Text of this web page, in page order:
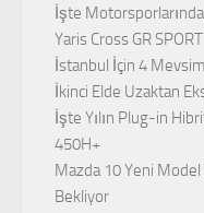
İşte
Yaris Cross GR SPORT
İstanbul İçin 4
İkinci Elde Uzaktan
İşte Yılın Plug-in
450H+
Mazda 10 Yeni
Bekliyor